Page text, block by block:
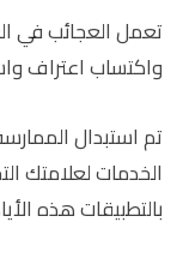
تعمل العجائب في
واكتساب اعتراف
تم استبدال
الخدمات لعلامتك
بالتطبيقات هذه